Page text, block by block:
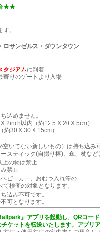
合★★
。
サンゼルス・ダウンタウン
タジアムに到着
寄りのゲートより入場
込めません。
2inch以内（約12.5 X 20 X 5cm）
約30 X 30 X 15cm）
いてない新しいもの）は持ち込み
スティック(自撮り棒)、傘、杖など
上の物は禁止
禁止
ビーカー、おむつ入れ等の
検査の対象となります。
込み不可です。
可となります。
』アプリを起動し、QRコー
ケットを転送いたします。アプリ